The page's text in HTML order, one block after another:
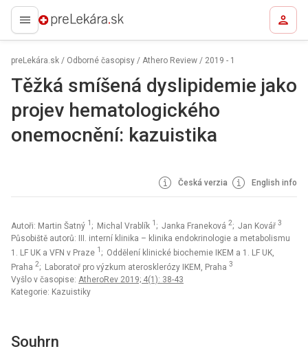
preLekára.sk
preLekára.sk / Odborné časopisy / Athero Review / 2019 - 1
Těžká smíšená dyslipidemie jako
projev hematologického
onemocnění: kazuistika
Česká verzia English info
Autoři: Martin Šatný 1 ; Michal Vrablík 1 ; Janka Franeková 2; Jan Kovář 3
Působiště autorů: III. interní klinika – klinika endokrinologie a metabolismu
1. LF UK a VFN v Praze 1 ; Oddělení klinické biochemie IKEM a 1. LF UK,
Praha 2; Laboratoř pro výzkum aterosklerózy IKEM, Praha 3
Vyšlo v časopise: AtheroRev 2019; 4(1): 38-43
Kategorie: Kazuistiky
Souhrn